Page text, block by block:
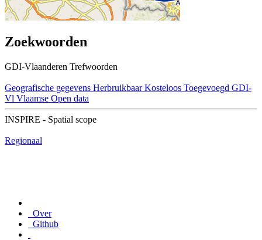
Zoekwoorden
GDI-Vlaanderen Trefwoorden
Geografische gegevens Herbruikbaar Kosteloos Toegevoegd GDI-
Vl Vlaamse Open data
INSPIRE - Spatial scope
Regionaal
Over
Github